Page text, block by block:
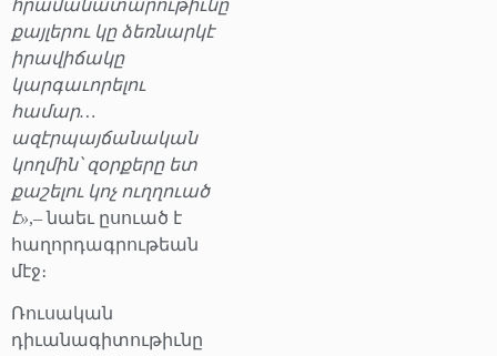
հրամանատարութիւնը
քայլերու կը ձեռնարկէ
իրավիճակը
կարգաւորելու
համար…
ազէրպայճանական
կողմին՝ զօրքերը ետ
քաշելու կոչ ուղղուած
է»,– նաեւ ըսուած է
հաղորդագրութեան
մէջ։
Ռուսական
դիւանագիտութիւնը